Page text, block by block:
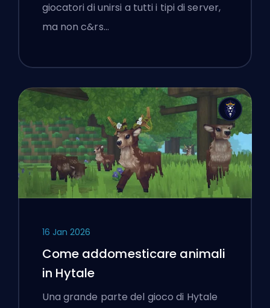
giocatori di unirsi a tutti i tipi di server,
ma non c&rs…
16 Jan 2026
Come addomesticare animali
in Hytale
Una grande parte del gioco di Hytale